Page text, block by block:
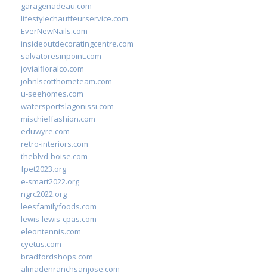
garagenadeau.com
lifestylechauffeurservice.com
EverNewNails.com
insideoutdecoratingcentre.com
salvatoresinpoint.com
jovialfloralco.com
johnlscotthometeam.com
u-seehomes.com
watersportslagonissi.com
mischieffashion.com
eduwyre.com
retro-interiors.com
theblvd-boise.com
fpet2023.org
e-smart2022.org
ngrc2022.org
leesfamilyfoods.com
lewis-lewis-cpas.com
eleontennis.com
cyetus.com
bradfordshops.com
almadenranchsanjose.com